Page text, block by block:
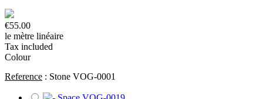
€55.00
le mètre linéaire
Tax included
Colour
Reference : Stone VOG-0001